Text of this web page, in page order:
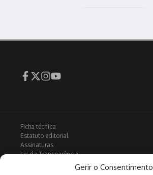
Gerir o Consentimento
Ficha técnica
Estatuto editorial
Assinaturas
Lei da Transparência
Política de privacidade